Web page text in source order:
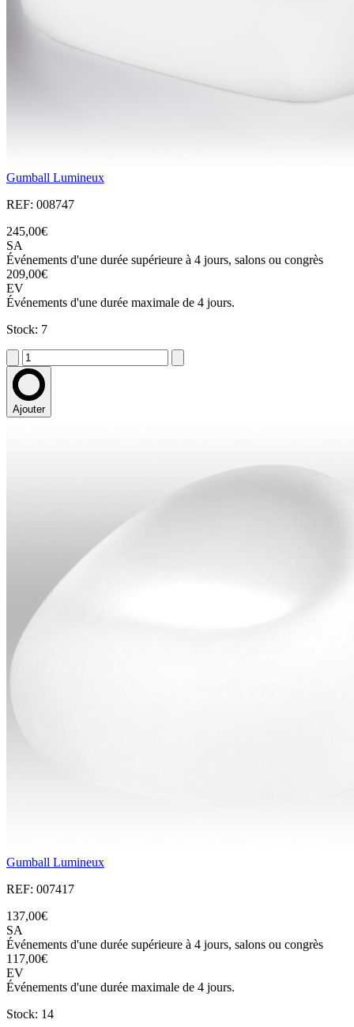
Gumball Lumineux
REF: 008747
245,00€
SA
Événements d'une durée supérieure à 4 jours, salons ou congrès
209,00€
EV
Événements d'une durée maximale de 4 jours.
Stock: 7
Ajouter
Gumball Lumineux
REF: 007417
137,00€
SA
Événements d'une durée supérieure à 4 jours, salons ou congrès
117,00€
EV
Événements d'une durée maximale de 4 jours.
Stock: 14